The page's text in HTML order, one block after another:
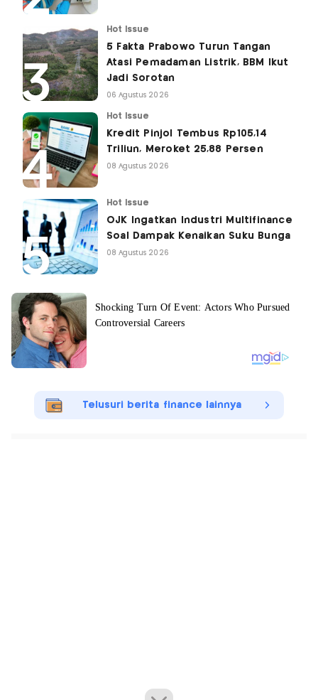
Hot Issue
5 Fakta Prabowo Turun Tangan
Atasi Pemadaman Listrik, BBM Ikut
Jadi Sorotan
06 Agustus 2026
Hot Issue
Kredit Pinjol Tembus Rp105,14
Triliun, Meroket 25,88 Persen
08 Agustus 2026
Hot Issue
OJK Ingatkan Industri Multifinance
Soal Dampak Kenaikan Suku Bunga
08 Agustus 2026
Telusuri berita finance lainnya